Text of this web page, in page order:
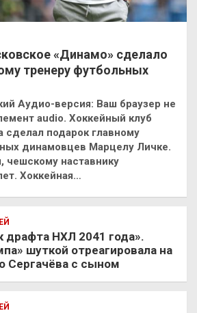
«Динамо» сделало
тренеру футбольных
Аудио-версия: Ваш браузер не
audio. Хоккейный клуб
подарок главному
динамовцев Марцелу Личке.
чешскому наставнику
Хоккейная…
драфта НХЛ 2041 года».
шуткой отреагировала на
Сергачёва с сыном